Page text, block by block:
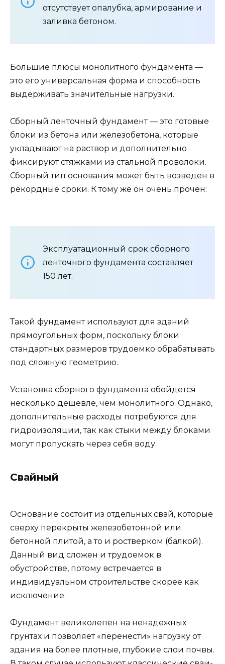
отсутствует опалубка, армирование и
заливка бетоном.
Большие плюсы монолитного фундамента —
это его универсальная форма и способность
выдерживать значительные нагрузки.
Сборный ленточный фундамент — это готовые
блоки из бетона или железобетона, которые
укладывают на раствор и дополнительно
фиксируют стяжками из стальной проволоки.
Сборный тип основания может быть возведен в
рекордные сроки. К тому же он очень прочен:
Эксплуатационный срок сборного
ленточного фундамента составляет
150 лет.
Такой фундамент используют для зданий
прямоугольных форм, поскольку блоки
стандартных размеров трудоемко обрабатывать
под сложную геометрию.
Установка сборного фундамента обойдется
несколько дешевле, чем монолитного. Однако,
дополнительные расходы потребуются для
гидроизоляции, так как стыки между блоками
могут пропускать через себя воду.
Свайный
Основание состоит из отдельных свай, которые
сверху перекрыты железобетонной или
бетонной плитой, а то и ростверком (балкой).
Данный вид сложен и трудоемок в
обустройстве, потому встречается в
индивидуальном строительстве скорее как
исключение.
Фундамент великолепен на ненадежных
грунтах и позволяет «перенести» нагрузку от
здания на более плотные, глубокие слои почвы.